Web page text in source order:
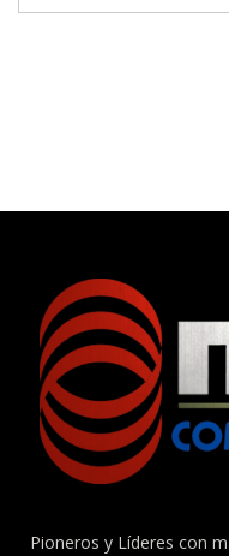
Pioneros y Líderes con